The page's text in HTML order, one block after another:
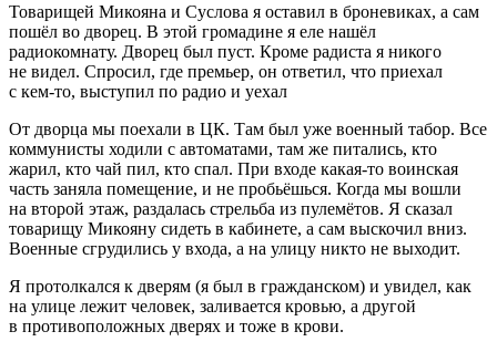
Товарищей Микояна и Суслова я оставил в броневиках, а сам
пошёл во дворец. В этой громадине я еле нашёл
радиокомнату. Дворец был пуст. Кроме радиста я никого
не видел. Спросил, где премьер, он ответил, что приехал
с кем-то, выступил по радио и уехал
От дворца мы поехали в ЦК. Там был уже военный табор. Все
коммунисты ходили с автоматами, там же питались, кто
жарил, кто чай пил, кто спал. При входе какая-то воинская
часть заняла помещение, и не пробьёшься. Когда мы вошли
на второй этаж, раздалась стрельба из пулемётов. Я сказал
товарищу Микояну сидеть в кабинете, а сам выскочил вниз.
Военные сгрудились у входа, а на улицу никто не выходит.
Я протолкался к дверям (я был в гражданском) и увидел, как
на улице лежит человек, заливается кровью, а другой
в противоположных дверях и тоже в крови.